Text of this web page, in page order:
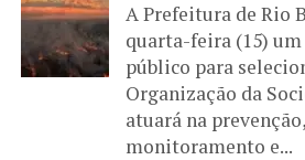
A Prefeitura de Rio
quarta-feira (15)
público para
Organização da
atuará na
monitoramento e...